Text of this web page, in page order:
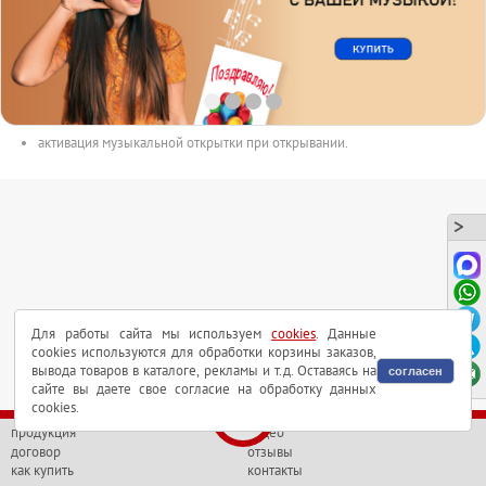
размер открытки 150mm x 100mm.
с голосовым модулем внутри.
длительность аудиоролика до 165сек.
аудиоролик в форматах MP3 или WAV может быть выслан на почту.
активация музыкальной открытки при открывании.
продукция
договор
как купить
видео
отзывы
контакты
Для работы сайта мы используемcookies. Данные
cookies используются для обработки корзины заказов,
вывода товаров в каталоге, рекламы и т.д. Оставаясь на
сайте вы даете свое согласие на обработку данных
cookies.
согласен